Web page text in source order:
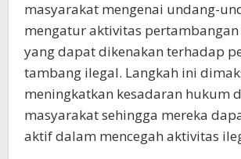
masyarakat mengenai undang-
mengatur aktivitas pertambangan
yang dapat dikenakan terhadap
tambang ilegal. Langkah ini
meningkatkan kesadaran hukum
masyarakat sehingga mereka
aktif dalam mencegah aktivitas